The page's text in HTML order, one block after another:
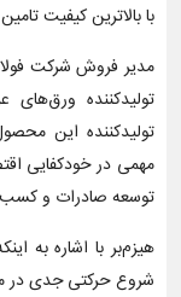
با بالاترین کیفیت
مدیر فروش شرکت
تولیدکننده
تولیدکننده این
مهمی در خودکفایی
توسعه صادرات و کسب
هیزم‌بر با اشاره به
شروع حرکتی جدی در